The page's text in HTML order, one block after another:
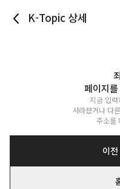
K-Topic 상세
페이지
지금 입
사라졌거나 다
주소를
이